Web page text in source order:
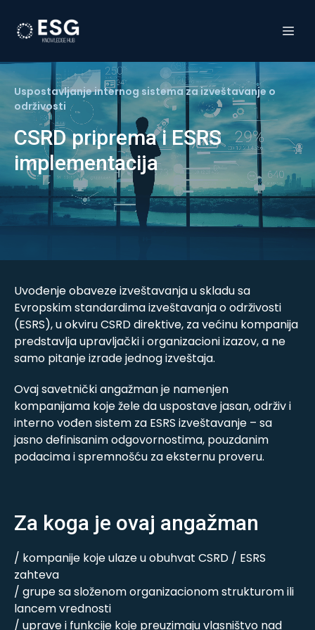
Uspostavljanje internog sistema za izveštavanje o
održivosti
CSRD priprema i ESRS
implementacija
Uvođenje obaveze izveštavanja u skladu sa
Evropskim standardima izveštavanja o održivosti
(ESRS), u okviru CSRD direktive, za većinu kompanija
predstavlja upravljački i organizacioni izazov, a ne
samo pitanje izrade jednog izveštaja.
Ovaj savetnički angažman je namenjen
kompanijama koje žele da uspostave jasan, održiv i
interno vođen sistem za ESRS izveštavanje – sa
jasno definisanim odgovornostima, pouzdanim
podacima i spremnošću za eksternu proveru.
Za koga je ovaj angažman
/ kompanije koje ulaze u obuhvat CSRD / ESRS
zahteva
/ grupe sa složenom organizacionom strukturom ili
lancem vrednosti
/ uprave i funkcije koje preuzimaju vlasništvo nad